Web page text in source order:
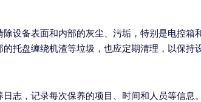
设备表面和内部的灰尘、污垢，特别是电控箱
托盘缠绕机渣等垃圾，也应定期清理，以保持
志，记录每次保养的项目、时间和人员等信息